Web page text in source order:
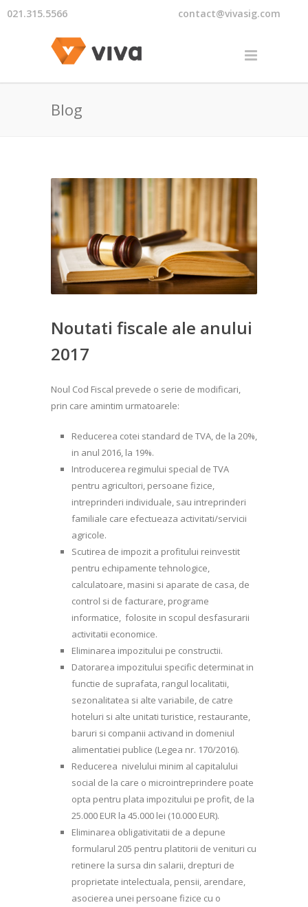
021.315.5566 contact@vivasig.com
Blog
Noutati fiscale ale anului
2017
Noul Cod Fiscal prevede o serie de modificari,
prin care amintim urmatoarele:
Reducerea cotei standard de TVA, de la 20%,
in anul 2016, la 19%.
Introducerea regimului special de TVA
pentru agricultori, persoane fizice,
intreprinderi individuale, sau intreprinderi
familiale care efectueaza activitati/servicii
agricole.
Scutirea de impozit a profitului reinvestit
pentru echipamente tehnologice,
calculatoare, masini si aparate de casa, de
control si de facturare, programe
informatice, folosite in scopul desfasurarii
activitatii economice.
Eliminarea impozitului pe constructii.
Datorarea impozitului specific determinat in
functie de suprafata, rangul localitatii,
sezonalitatea si alte variabile, de catre
hoteluri si alte unitati turistice, restaurante,
baruri si companii activand in domeniul
alimentatiei publice (Legea nr. 170/2016).
Reducerea nivelului minim al capitalului
social de la care o microintreprindere poate
opta pentru plata impozitului pe profit, de la
25.000 EUR la 45.000 lei (10.000 EUR).
Eliminarea obligativitatii de a depune
formularul 205 pentru platitorii de venituri cu
retinere la sursa din salarii, drepturi de
proprietate intelectuala, pensii, arendare,
asocierea unei persoane fizice cu o